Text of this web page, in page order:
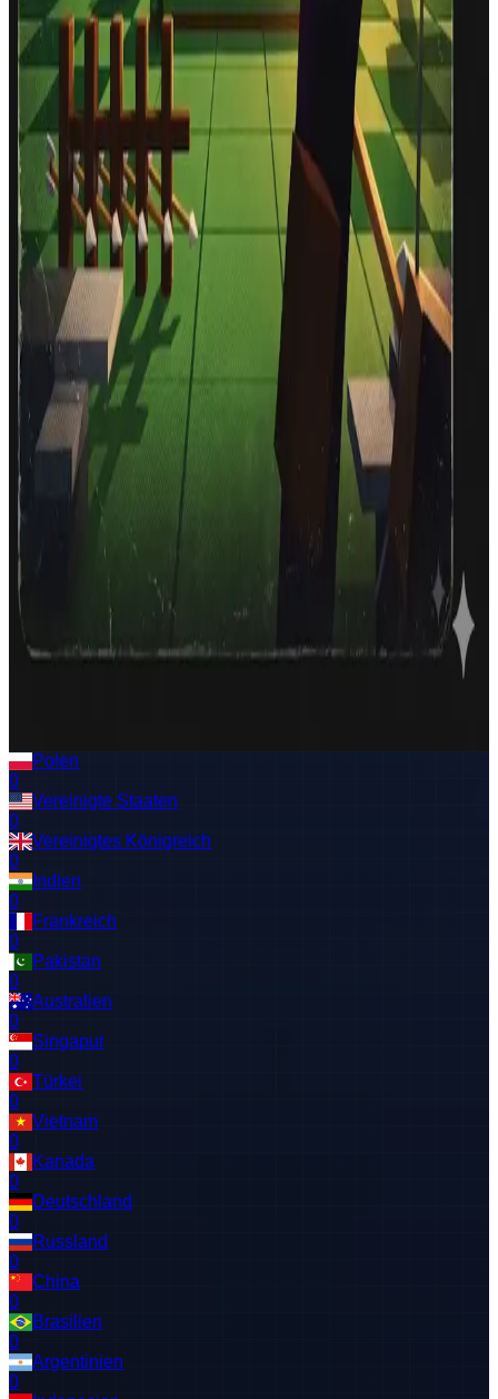
LETZTER TREFFER :
Mit Maus/Touch zielen, klicken oder tippen zum Schießen
Shift / RMB halten zum Zoomen
·
Hit the Ender Dragon for
+10s.
Du verlierst, wenn du TNT triffst.
Ziele, schieße, sammle Schwerter. Du verlierst, wenn du
TNT triffst.
Ranking
Best players
Top 10 Ever
Best saved scores of all time.
Place Player Score
Device
#
Luckyxluca0 2012
Mobile
Luckyxluca0 2012
Mobile
# 3 Luckyxluca0 956
Mobile
Luckyxluca0 856
Mobile
#
Luckyxluca0 856
Mobile
#
Luckyxluca0 828
#
Luckyxluca0
#
Desktop
Polen
0
Vereinigte Staaten
0
Vereinigtes Königreich
0
Indien
0
Frankreich
0
Pakistan
0
Australien
0
Singapur
0
Türkei
0
Vietnam
0
Kanada
0
Deutschland
0
Russland
0
China
0
Brasilien
0
Argentinien
0